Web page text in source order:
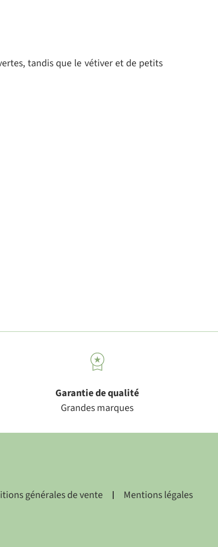
tandis que le vétiver et de petits
Garantie de qualité
Grandes marques
générales de vente Mentions légales